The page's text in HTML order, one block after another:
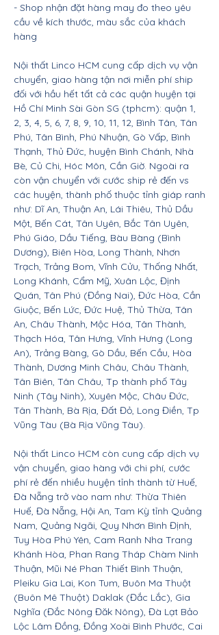
- Shop nhận đặt hàng may đo theo yêu
cầu về kích thước, màu sắc của khách
hàng
Nội thất Linco HCM cung cấp dịch vụ vận
chuyển, giao hàng tận nơi miễn phí ship
đối với hầu hết tất cả các quận huyện tại
Hồ Chí Minh Sài Gòn SG (tphcm): quận 1,
2, 3, 4, 5, 6, 7, 8, 9, 10, 11, 12, Bình Tân, Tân
Phú, Tân Bình, Phú Nhuận, Gò Vấp, Bình
Thạnh, Thủ Đức, huyện Bình Chánh, Nhà
Bè, Củ Chi, Hóc Môn, Cần Giờ. Ngoài ra
còn vận chuyển với cước ship rẻ đến vs
các huyện, thành phố thuộc tỉnh giáp ranh
như: Dĩ An, Thuận An, Lái Thiêu, Thủ Dầu
Một, Bến Cát, Tân Uyên, Bắc Tân Uyên,
Phú Giáo, Dầu Tiếng, Bàu Bàng (Bình
Dương), Biên Hòa, Long Thành, Nhơn
Trạch, Trảng Bom, Vĩnh Cửu, Thống Nhất,
Long Khánh, Cẩm Mỹ, Xuân Lộc, Định
Quán, Tân Phú (Đồng Nai), Đức Hòa, Cần
Giuộc, Bến Lức, Đức Huệ, Thủ Thừa, Tân
An, Châu Thành, Mộc Hóa, Tân Thành,
Thạch Hóa, Tân Hưng, Vĩnh Hưng (Long
An), Trảng Bàng, Gò Dầu, Bến Cầu, Hòa
Thành, Dương Minh Châu, Châu Thành,
Tân Biên, Tân Châu, Tp thành phố Tây
Ninh (Tây Ninh), Xuyên Mộc, Châu Đức,
Tân Thành, Bà Rịa, Đất Đỏ, Long Điền, Tp
Vũng Tàu (Bà Rịa Vũng Tàu).
Nội thất Linco HCM còn cung cấp dịch vụ
vận chuyển, giao hàng với chi phí, cước
phí rẻ đến nhiều huyện tỉnh thành từ Huế,
Đà Nẵng trở vào nam như: Thừa Thiên
Huế, Đà Nẵng, Hội An, Tam Kỳ tỉnh Quảng
Nam, Quảng Ngãi, Quy Nhơn Bình Định,
Tuy Hòa Phú Yên, Cam Ranh Nha Trang
Khánh Hòa, Phan Rang Tháp Chàm Ninh
Thuận, Mũi Né Phan Thiết Bình Thuận,
Pleiku Gia Lai, Kon Tum, Buôn Ma Thuột
(Buôn Mê Thuột) Daklak (Đắc Lắc), Gia
Nghĩa (Đắc Nông Đăk Nông), Đà Lạt Bảo
Lộc Lâm Đồng, Đồng Xoài Bình Phước, Cai